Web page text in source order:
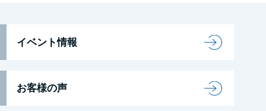
イベント情報
お客様の声